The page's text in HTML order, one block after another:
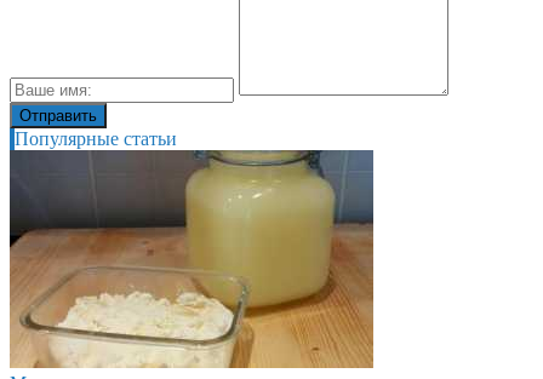
Популярные статьи